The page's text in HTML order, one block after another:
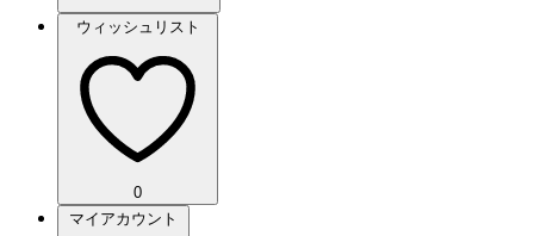
ウィッシュリスト
0
マイアカウント